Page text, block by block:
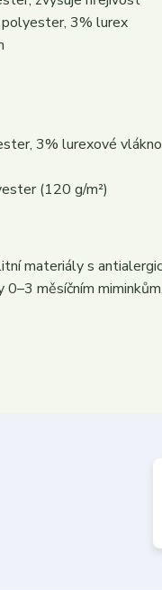
3% lurex
3% lurexové vlákno
(120 g/m²)
materiály s
měsíčním miminkům.